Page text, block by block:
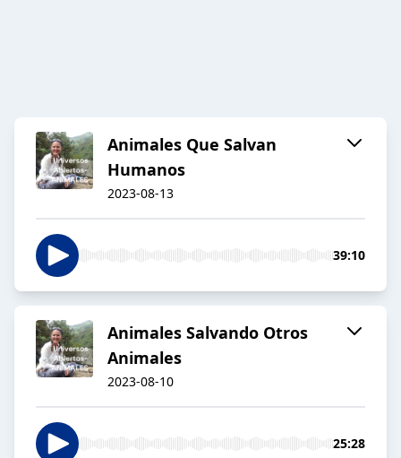
Animales Que Salvan
Humanos
2023-08-13
39:10
Animales Salvando Otros
Animales
2023-08-10
25:28